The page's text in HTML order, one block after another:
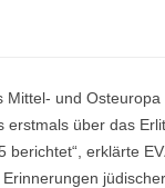
Mittel- und
erstmals über das
berichtet“, erklärte